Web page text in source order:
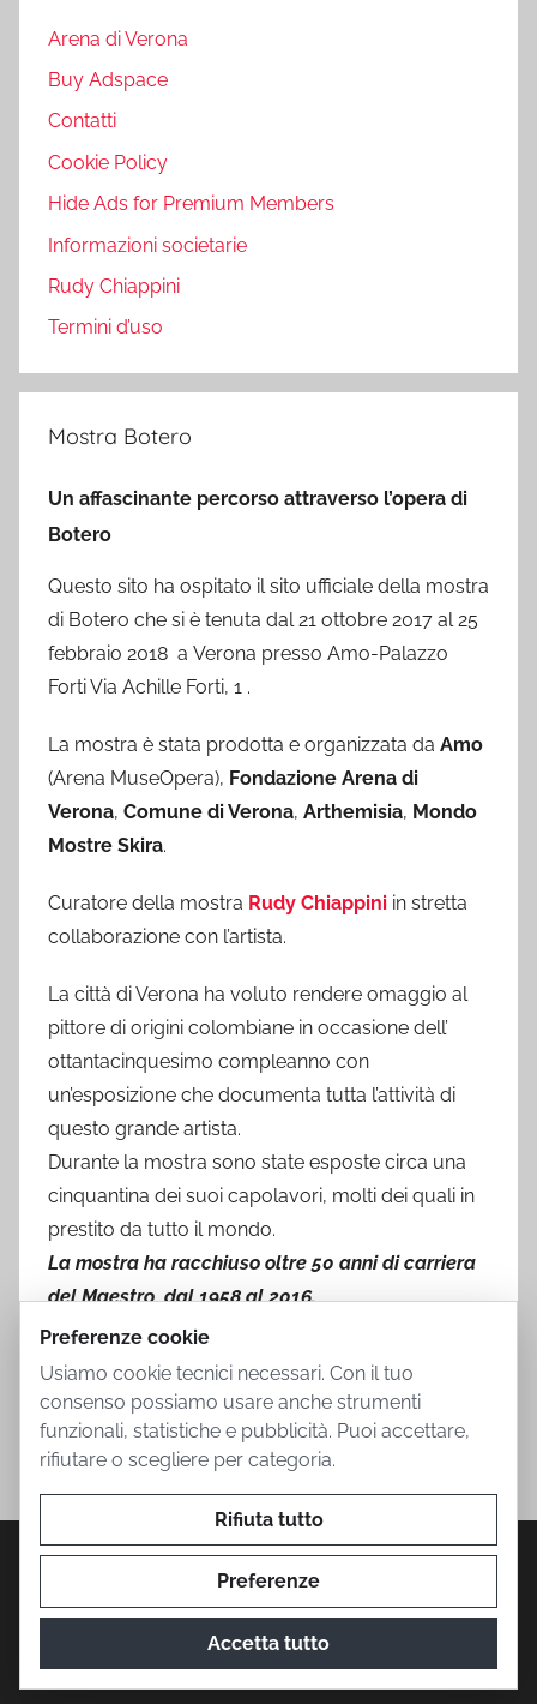
Arena di Verona
Buy Adspace
Contatti
Cookie Policy
Hide Ads for Premium Members
Informazioni societarie
Rudy Chiappini
Termini d’uso
Mostra Botero
Un affascinante percorso attraverso l’opera di
Botero
Questo sito ha ospitato il sito ufficiale della mostra
di Botero che si è tenuta dal 21 ottobre 2017 al 25
febbraio 2018 a Verona presso Amo-Palazzo
Forti Via Achille Forti, 1 .
La mostra è stata prodotta e organizzata da Amo
(Arena MuseOpera), Fondazione Arena di
Verona, Comune di Verona, Arthemisia, Mondo
Mostre Skira.
Curatore della mostra Rudy Chiappini in stretta
collaborazione con l’artista.
La città di Verona ha voluto rendere omaggio al
pittore di origini colombiane in occasione dell’
ottantacinquesimo compleanno con
un’esposizione che documenta tutta l’attività di
questo grande artista.
Durante la mostra sono state esposte circa una
cinquantina dei suoi capolavori, molti dei quali in
prestito da tutto il mondo.
La mostra ha racchiuso oltre 50 anni di carriera
del Maestro, dal 1958 al 2016.
Informazioni societarie
© 2026 Mostra Botero. Prodotto daThe Conure Group
Preferenze cookie
Usiamo cookie tecnici necessari. Con il tuo
consenso possiamo usare anche strumenti
funzionali, statistiche e pubblicità. Puoi accettare,
rifiutare o scegliere per categoria.
Rifiuta tutto
Preferenze
Accetta tutto